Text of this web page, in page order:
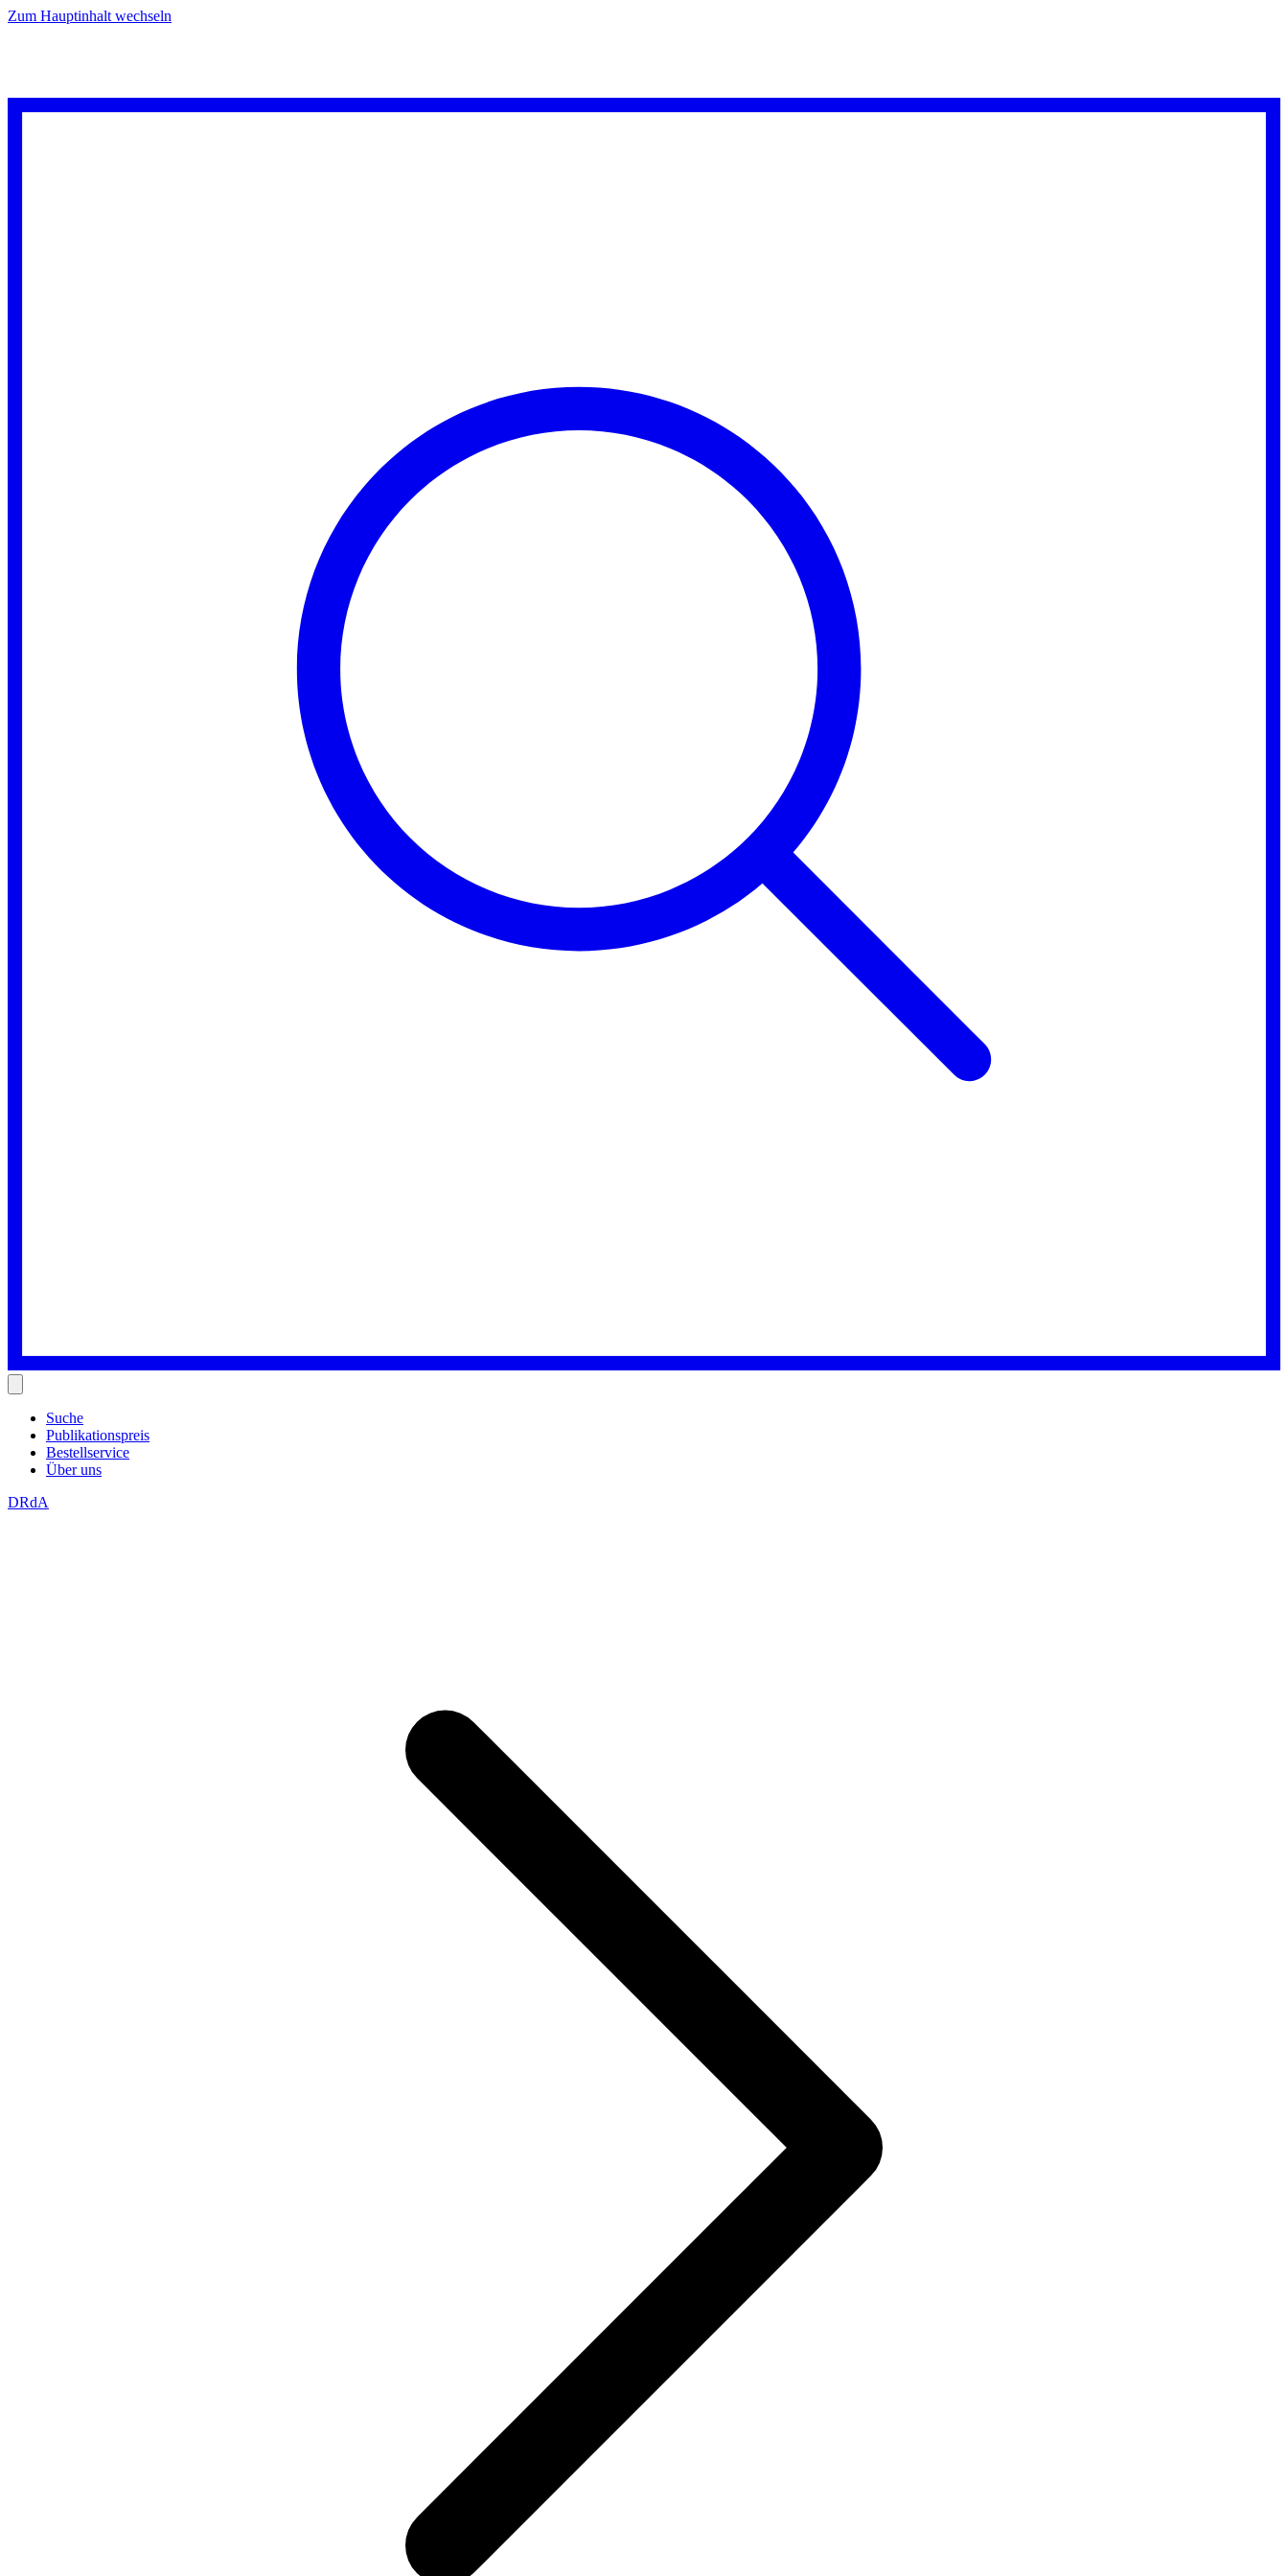
Zum Hauptinhalt wechseln
Suche
Publikationspreis
Bestellservice
Über uns
DRdA